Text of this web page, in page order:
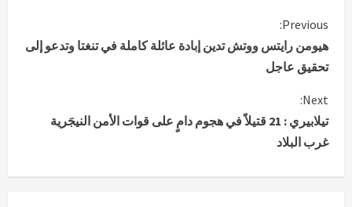
C
o
n
t
Previous:
هيومن رايتس ووتش تدين إبادة عائلة كاملة في تنغتا وتدعو إلى
تحقيق عاجل
Next:
تيلابيري : 21 قتيلاً في هجوم دامٍ على قوات الأمن النيجَرية
غرب البلاد